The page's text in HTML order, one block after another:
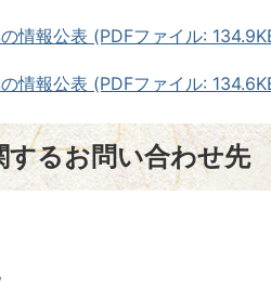
情報公表 (PDFファイル:
情報公表 (PDFファイル:
するお問い合わせ先